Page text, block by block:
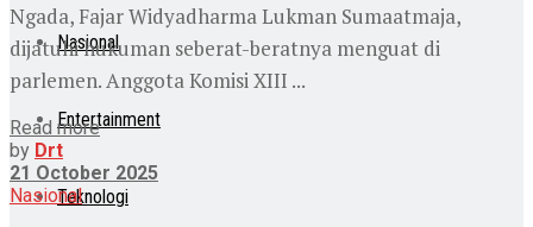
Nasional
Entertainment
Teknologi
Ngada, Fajar Widyadharma Lukman Sumaatmaja,
dijatuhi hukuman seberat-beratnya menguat di
parlemen. Anggota Komisi XIII ...
Read more
by Drt
21 October 2025
Nasional